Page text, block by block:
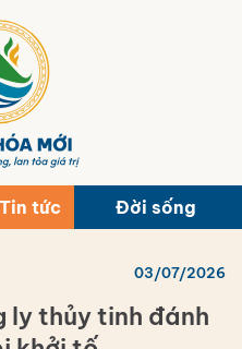
Tin tức Đời sống
03/07/2026
ly thủy tinh đánh